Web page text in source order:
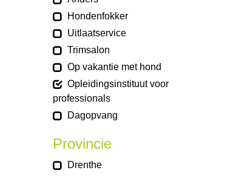
Hondenfokker
Uitlaatservice
Trimsalon
Op vakantie met hond
Opleidingsinstituut voor
professionals
Dagopvang
Provincie
Drenthe